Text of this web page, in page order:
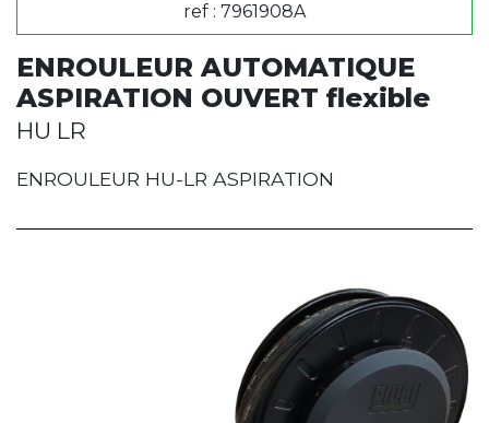
ENROULEUR AUTOMATIQUE
ASPIRATION OUVERT flexible
HU LR
ref : 7961908A
ENROULEUR HU-LR ASPIRATION